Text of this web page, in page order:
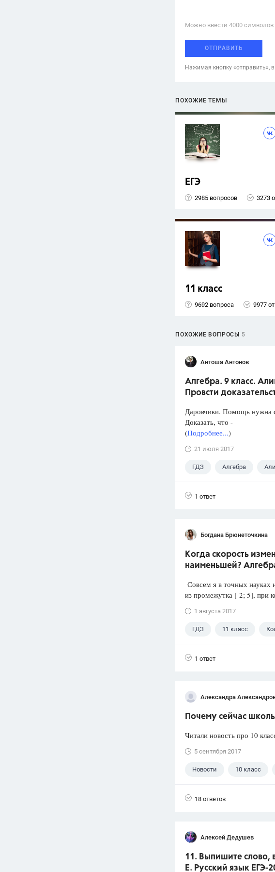
Можно ввести 4000 cимволов
ОТПРАВИТЬ
Нажимая кнопку «отправить»,
ПОХОЖИЕ ТЕМЫ
ЕГЭ
2985 вопросов 3273
11 класс
9692 вопроса 9977
ПОХОЖИЕ ВОПРОСЫ 5
Антоша Антонов
Алгебра. 9 класс.
Провсти
Даровчики. Помощь нужна
Доказать, что -
(Подробнее...)
21 июля 2017
ГДЗ Алгебра
1 ответ
Богдана Брюнеточкина
Когда скорость
наименьшей?
Совсем я в точных науках
из промежутка [-2; 5], при
1 августа 2017
ГДЗ 11 класс
1 ответ
Александра
Почему сейчас
Читали новость про 10
5 сентября 2017
Новости 10 класс
18 ответов
Алексей Дедушев
11. Выпишите слово,
Е. Русский язык